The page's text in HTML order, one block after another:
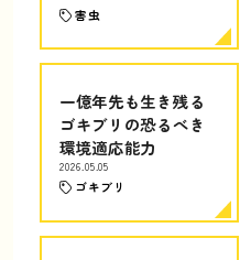
害虫
一億年先も生き残る
ゴキブリの恐るべき
環境適応能力
2026.05.05
ゴキブリ